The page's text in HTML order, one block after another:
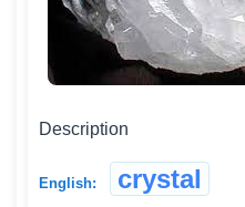
Description
English: crystal